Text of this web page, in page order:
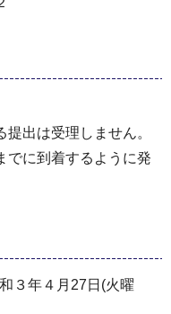
提出は受理しません。
でに到着するように発
３年４月27日(火曜